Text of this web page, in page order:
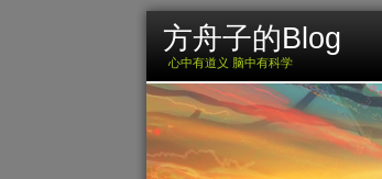
方舟子的Blog
心中有道义 脑中有科学